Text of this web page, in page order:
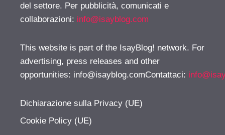
del settore. Per pubblicità, comunicati e
collaborazioni: info@isayblog.com
This website is part of the IsayBlog! network. For
advertising, press releases and other
opportunities: info@isayblog.comContattaci:
Dichiarazione sulla Privacy (UE)
Cookie Policy (UE)